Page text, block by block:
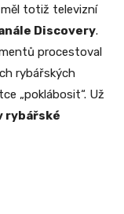
totiž televizní
Discovery.
procestoval
rybářských
„poklábosit“. Už
rybářské